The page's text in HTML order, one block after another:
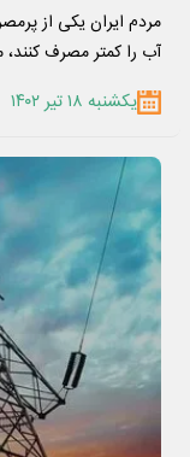
مردم ایران یکی از
آب را کمتر مصرف کنند،
یکشنبه ۱۸ تیر ۱۴۰۲